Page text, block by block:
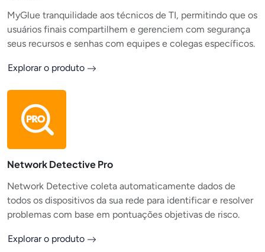
MyGlue tranquilidade aos técnicos de TI, permitindo que os
usuários finais compartilhem e gerenciem com segurança
seus recursos e senhas com equipes e colegas específicos.
Explorar o produto
Network Detective Pro
Network Detective coleta automaticamente dados de
todos os dispositivos da sua rede para identificar e resolver
problemas com base em pontuações objetivas de risco.
Explorar o produto